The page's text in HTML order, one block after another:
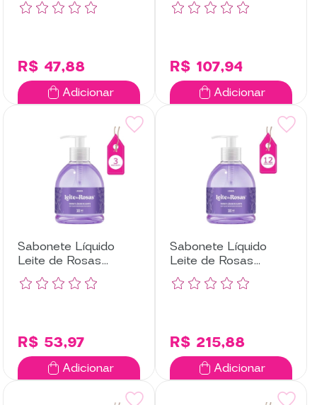
Unidades
R$ 47,88
Adicionar
Unidades
R$ 107,94
Adicionar
Sabonete Líquido
Leite de Rosas
Lavanda com 3
Unidades
R$ 53,97
Adicionar
Sabonete Líquido
Leite de Rosas
Lavanda com 12
Unidades
R$ 215,88
Adicionar